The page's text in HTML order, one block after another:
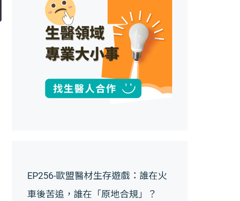
EP256-歐盟醫材生存遊戲：誰在火
車後苦追，誰在「原地合規」？